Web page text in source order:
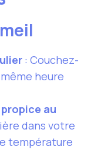
: Couchez-
heure
au
dans votre
température